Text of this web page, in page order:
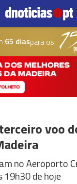
65 diaspara os
voo
no Aeroporto
19h30 de hoje